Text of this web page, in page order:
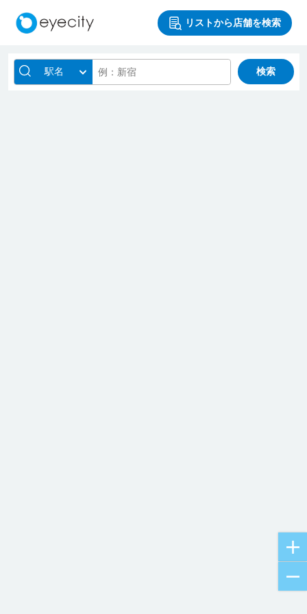
リストから店舗を検索
駅名 検索